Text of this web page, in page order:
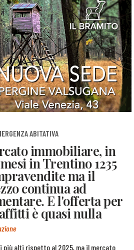
ABITATIVA
immobiliare, in
in Trentino 1235
ma il
continua ad
E l'offerta per
è quasi nulla
più alti rispetto al 2025, ma il mercato